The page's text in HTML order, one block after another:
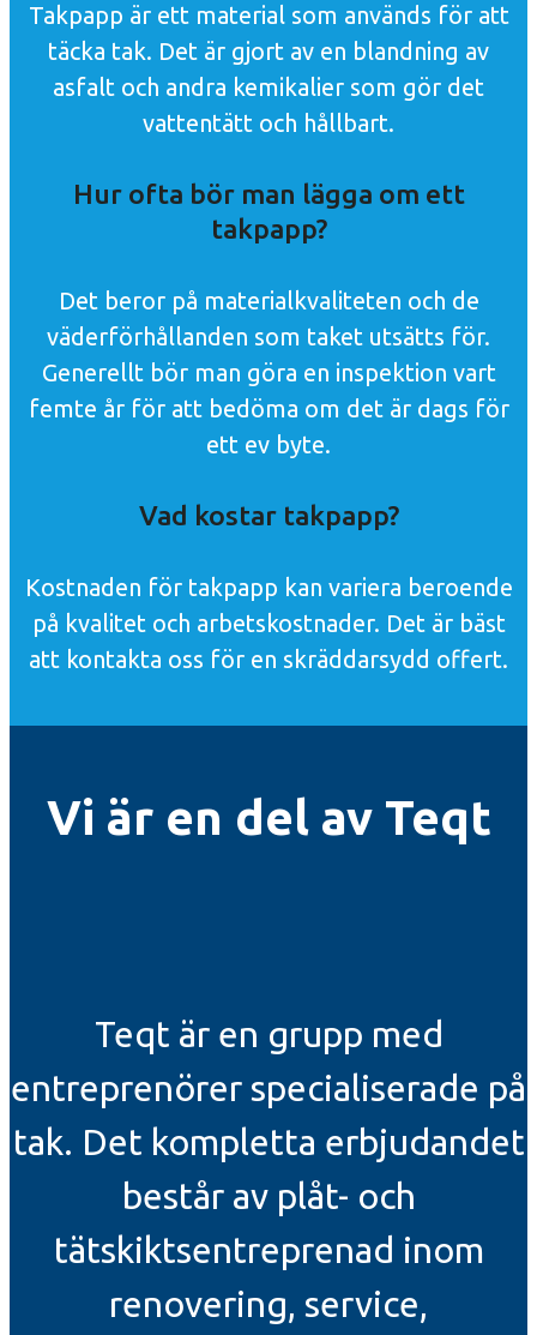
Takpapp är ett material som används för att
täcka tak. Det är gjort av en blandning av
asfalt och andra kemikalier som gör det
vattentätt och hållbart.
Hur ofta bör man lägga om ett
takpapp?
Det beror på materialkvaliteten och de
väderförhållanden som taket utsätts för.
Generellt bör man göra en inspektion vart
femte år för att bedöma om det är dags för
ett ev byte.
Vad kostar takpapp?
Kostnaden för takpapp kan variera beroende
på kvalitet och arbetskostnader. Det är bäst
att kontakta oss för en skräddarsydd offert.
Vi är en del av Teqt
Teqt är en grupp med
entreprenörer specialiserade på
tak. Det kompletta erbjudandet
består av plåt- och
tätskiktsentreprenad inom
renovering, service,